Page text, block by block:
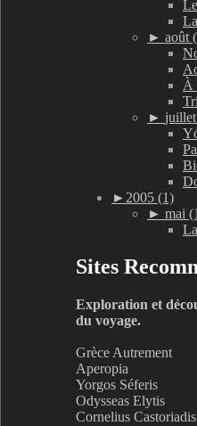
► août
À
►
► 2005 (1)
► mai
Sites
Exploration et
du voyage.
Grèce Autrement
Aperopia
Yorgos Séferis
Odysseas Elytis
Cornelius Castoriadis